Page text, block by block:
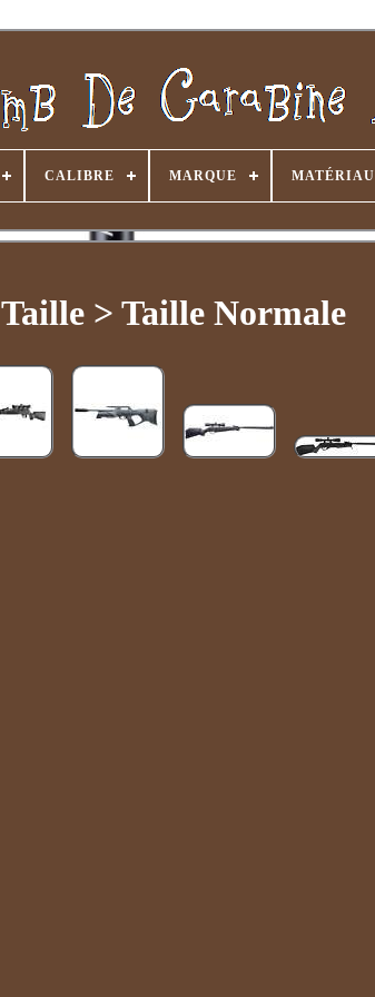
CALIBRE MARQUE MATÉRIAU
Taille > Taille Normale